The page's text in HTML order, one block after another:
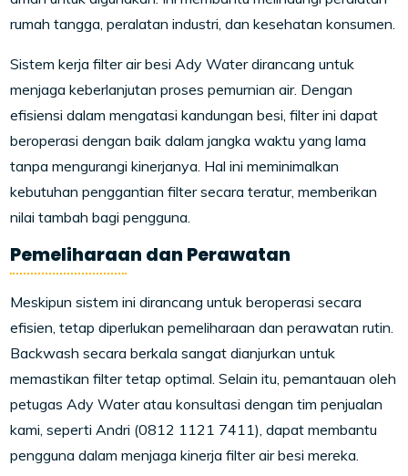
rumah tangga, peralatan industri, dan kesehatan konsumen.
Sistem kerja filter air besi Ady Water dirancang untuk
menjaga keberlanjutan proses pemurnian air. Dengan
efisiensi dalam mengatasi kandungan besi, filter ini dapat
beroperasi dengan baik dalam jangka waktu yang lama
tanpa mengurangi kinerjanya. Hal ini meminimalkan
kebutuhan penggantian filter secara teratur, memberikan
nilai tambah bagi pengguna.
Pemeliharaan dan Perawatan
Meskipun sistem ini dirancang untuk beroperasi secara
efisien, tetap diperlukan pemeliharaan dan perawatan rutin.
Backwash secara berkala sangat dianjurkan untuk
memastikan filter tetap optimal. Selain itu, pemantauan oleh
petugas Ady Water atau konsultasi dengan tim penjualan
kami, seperti Andri (0812 1121 7411), dapat membantu
pengguna dalam menjaga kinerja filter air besi mereka.